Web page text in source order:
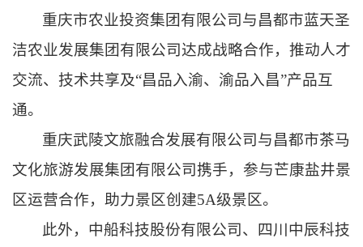
重庆市农业投资集团有限公司与昌都市蓝天圣
洁农业发展集团有限公司达成战略合作，推动人才
交流、技术共享及“昌品入渝、渝品入昌”产品互
通。
重庆武陵文旅融合发展有限公司与昌都市茶马
文化旅游发展集团有限公司携手，参与芒康盐井景
区运营合作，助力景区创建5A级景区。
此外，中船科技股份有限公司、四川中辰科技